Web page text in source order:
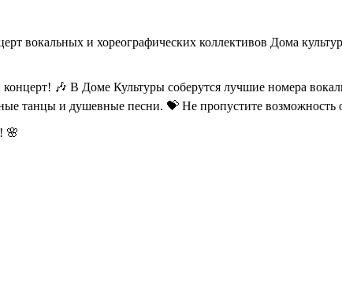
вокальных и хореографических коллективов Дома
🎶 В Доме Культуры соберутся лучшие номера
танцы и душевные песни. 💝 Не пропустите возможность
🌸